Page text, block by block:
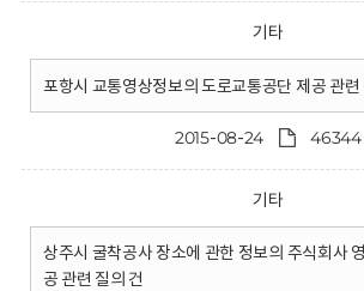
기타
포항시 교통영상정보의 도로교통공단 제공 관련
2015-08-24 46344
기타
상주시 굴착공사 장소에 관한 정보의 주식회사
공 관련 질의 건